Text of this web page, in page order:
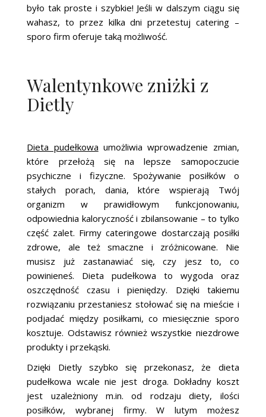
było tak proste i szybkie! Jeśli w dalszym ciągu się
wahasz, to przez kilka dni przetestuj catering –
sporo firm oferuje taką możliwość.
Walentynkowe zniżki z
Dietly
Dieta pudełkowa umożliwia wprowadzenie zmian,
które przełożą się na lepsze samopoczucie
psychiczne i fizyczne. Spożywanie posiłków o
stałych porach, dania, które wspierają Twój
organizm w prawidłowym funkcjonowaniu,
odpowiednia kaloryczność i zbilansowanie – to tylko
część zalet. Firmy cateringowe dostarczają posiłki
zdrowe, ale też smaczne i zróżnicowane. Nie
musisz już zastanawiać się, czy jesz to, co
powinieneś. Dieta pudełkowa to wygoda oraz
oszczędność czasu i pieniędzy. Dzięki takiemu
rozwiązaniu przestaniesz stołować się na mieście i
podjadać między posiłkami, co miesięcznie sporo
kosztuje. Odstawisz również wszystkie niezdrowe
produkty i przekąski.
Dzięki Dietly szybko się przekonasz, że dieta
pudełkowa wcale nie jest droga. Dokładny koszt
jest uzależniony m.in. od rodzaju diety, ilości
posiłków, wybranej firmy. W lutym możesz